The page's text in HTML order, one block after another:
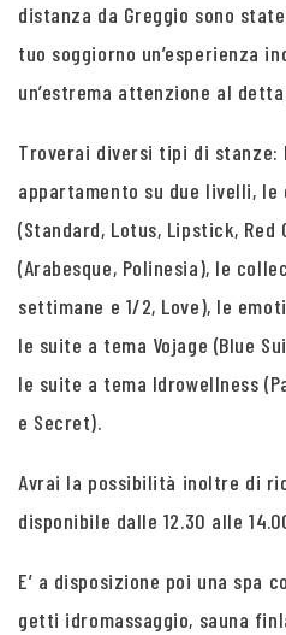
distanza da Greggio sono
tuo soggiorno un’esperienza
un’estrema attenzione al
Troverai diversi tipi di
appartamento su due livelli,
(Standard, Lotus, Lipstick,
(Arabesque, Polinesia), le
settimane e 1/2, Love), le
le suite a tema Vojage (Blue
le suite a tema Idrowellness
e Secret).
Avrai la possibilità inoltre di
disponibile dalle 12.30 alle
E’ a disposizione poi una spa
getti idromassaggio, sauna